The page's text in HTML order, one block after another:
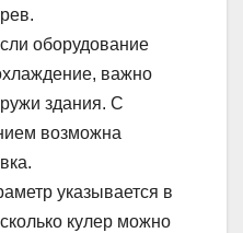
оборудование
важно
здания. С
возможна
указывается в
кулер можно